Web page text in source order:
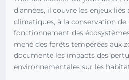
d’années, il couvre les enjeux
climatiques, à la conservation de
fonctionnement des
mené des forêts tempérées aux
documenté les impacts des
environnementales sur les